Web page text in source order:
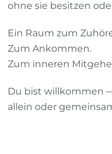
ohne sie besitzen
Ein Raum zum
Zum Ankommen.
Zum inneren
Du bist willkommen
allein oder